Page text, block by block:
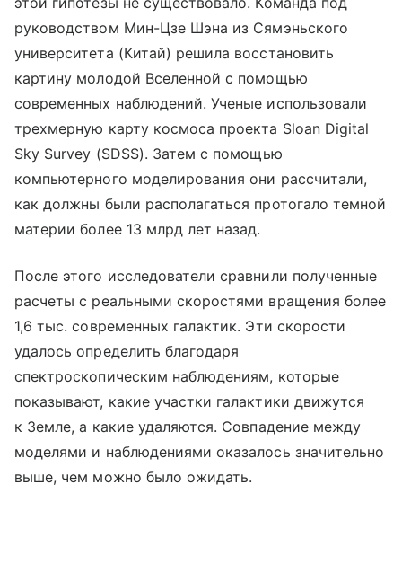
руководством Мин-Цзе Шэна из Сямэньского
университета (Китай) решила восстановить
картину молодой Вселенной с помощью
современных наблюдений. Ученые использовали
трехмерную карту космоса проекта Sloan Digital
Sky Survey (SDSS). Затем с помощью
компьютерного моделирования они рассчитали,
как должны были располагаться протогало темной
материи более 13 млрд лет назад.
После этого исследователи сравнили полученные
расчеты с реальными скоростями вращения более
1,6 тыс. современных галактик. Эти скорости
удалось определить благодаря
спектроскопическим наблюдениям, которые
показывают, какие участки галактики движутся
к Земле, а какие удаляются. Совпадение между
моделями и наблюдениями оказалось значительно
выше, чем можно было ожидать.